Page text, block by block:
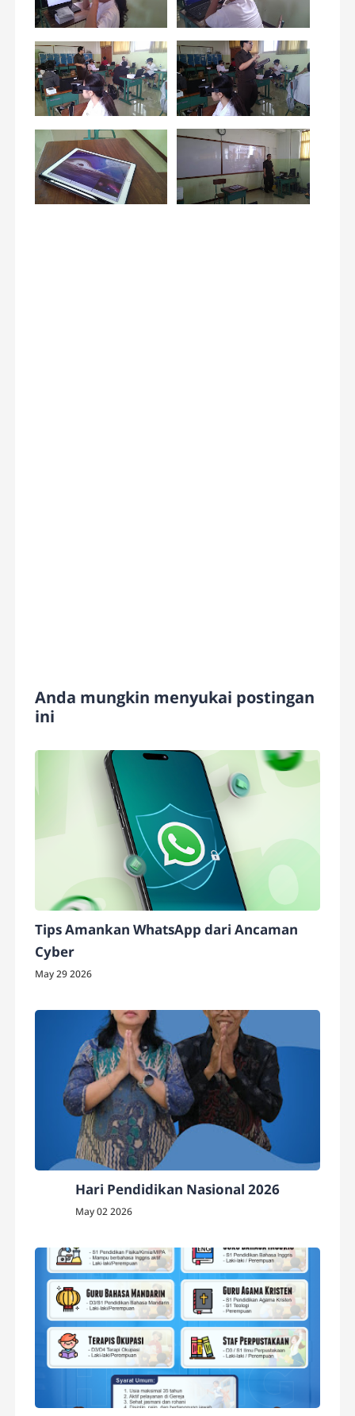
Anda mungkin menyukai postingan
ini
Tips Amankan WhatsApp dari Ancaman
Cyber
May 29 2026
Hari Pendidikan Nasional 2026
May 02 2026